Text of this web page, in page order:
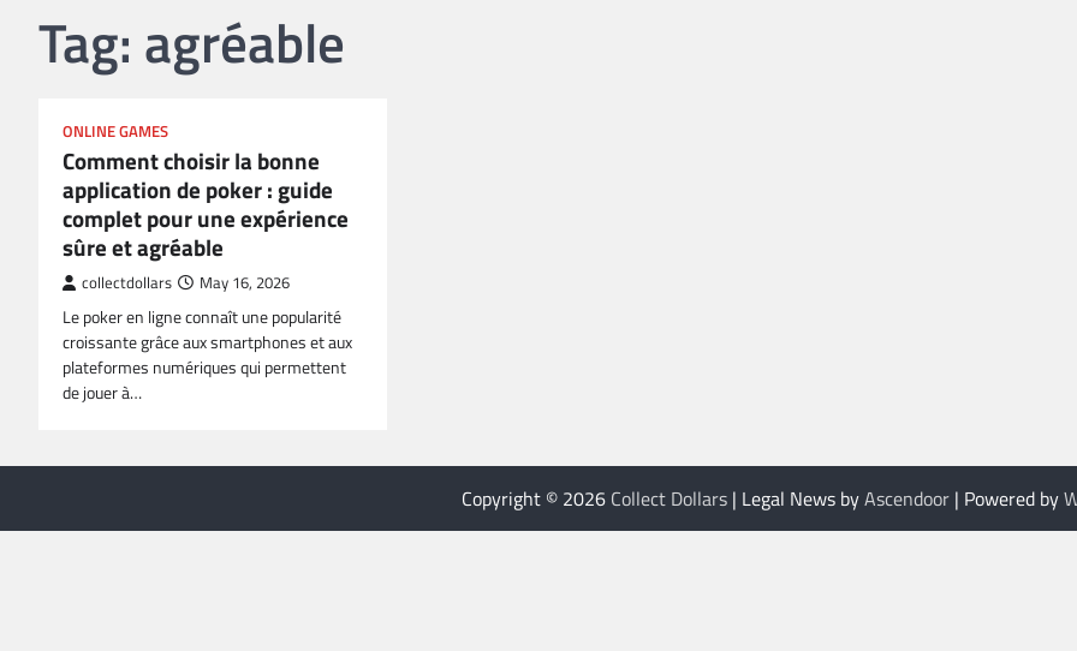
Tag: agréable
ONLINE GAMES
Comment choisir la bonne
application de poker : guide
complet pour une expérience
sûre et agréable
collectdollars May 16, 2026
Le poker en ligne connaît une popularité
croissante grâce aux smartphones et aux
plateformes numériques qui permettent
de jouer à…
Copyright © 2026 Collect Dollars| Legal News byAscendoor| Powered by